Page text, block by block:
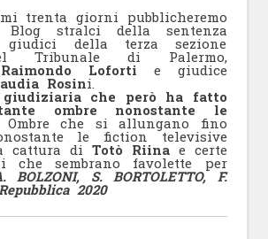
trenta giorni pubblicheremo
stralci della sentenza
giudici della terza sezione
Tribunale di Palermo,
Raimondo Loforti e giudice
Rosini.
che però ha fatto
ombre nonostante le
Ombre che si allungano fino
le fiction televisive
cattura di Totò Riinae certe
che sembrano favolette per
BOLZONI, S. BORTOLETTO, F.
2020